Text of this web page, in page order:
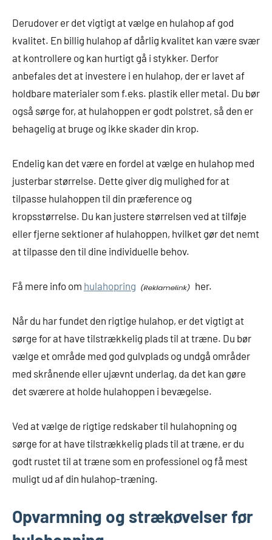
Derudover er det vigtigt at vælge en hulahop af god
kvalitet. En billig hulahop af dårlig kvalitet kan være svær
at kontrollere og kan hurtigt gå i stykker. Derfor
anbefales det at investere i en hulahop, der er lavet af
holdbare materialer som f.eks. plastik eller metal. Du bør
også sørge for, at hulahoppen er godt polstret, så den er
behagelig at bruge og ikke skader din krop.
Endelig kan det være en fordel at vælge en hulahop med
justerbar størrelse. Dette giver dig mulighed for at
tilpasse hulahoppen til din præference og
kropsstørrelse. Du kan justere størrelsen ved at tilføje
eller fjerne sektioner af hulahoppen, hvilket gør det nemt
at tilpasse den til dine individuelle behov.
Få mere info om hulahopring her.
Når du har fundet den rigtige hulahop, er det vigtigt at
sørge for at have tilstrækkelig plads til at træne. Du bør
vælge et område med god gulvplads og undgå områder
med skrånende eller ujævnt underlag, da det kan gøre
det sværere at holde hulahoppen i bevægelse.
Ved at vælge de rigtige redskaber til hulahopning og
sørge for at have tilstrækkelig plads til at træne, er du
godt rustet til at træne som en professionel og få mest
muligt ud af din hulahop-træning.
Opvarmning og strækøvelser før